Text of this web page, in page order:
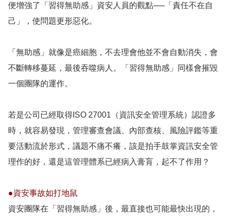
便增強了「習得無助感」資安人員的觀點──「責任不在自
己」，使問題更形惡化。
「無助感」就像是癌細胞，不去理會他並不會自動消失，會
不斷轉移蔓延，最後吞噬病人。「習得無助感」同樣會摧毀
一個團隊的運作。
若是公司已經取得ISO 27001（資訊安全管理系統）認證多
時，就容易發現，管理審查會議、內部查核、風險評鑑等重
要活動流於形式，議題不痛不癢，該是拍手鼓掌資訊安全管
理作的好，還是這管理體系已經病入膏肓，起不了作用？
●資安事故如打地鼠
資安團隊在「習得無助感」後，最直接也可能最快出現的，